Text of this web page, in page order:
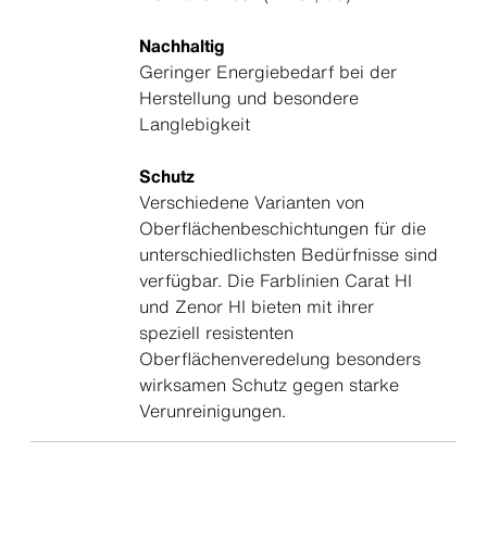
Nachhaltig
Geringer Energiebedarf bei der
Herstellung und besondere
Langlebigkeit
Schutz
Verschiedene Varianten von
Oberflächenbeschichtungen für die
unterschiedlichsten Bedürfnisse sind
verfügbar. Die Farblinien Carat HI
und Zenor HI bieten mit ihrer
speziell resistenten
Oberflächenveredelung besonders
wirksamen Schutz gegen starke
Verunreinigungen.